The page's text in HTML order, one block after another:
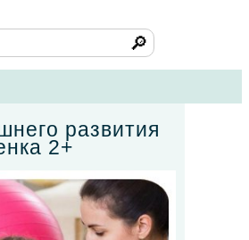
🔎
развития
2+